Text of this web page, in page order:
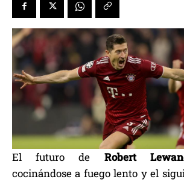
El futuro de Robert
cocinándose a fuego lento y el